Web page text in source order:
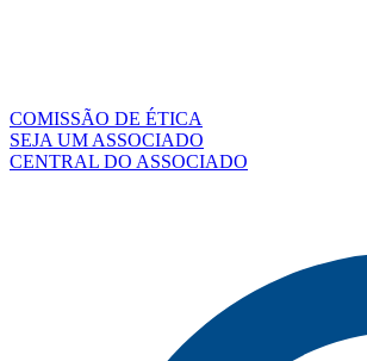
COMISSÃO DE ÉTICA
SEJA UM ASSOCIADO
CENTRAL DO ASSOCIADO